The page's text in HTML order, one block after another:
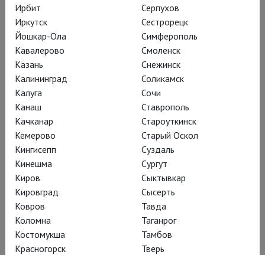
Свет фотографической
вспышки меняет
привычное положение
вещей:
Ирбит
Иркутск
Йошкар-Ола
Кавалерово
Казань
Калининград
Калуга
Канаш
Качканар
Кемерово
Кингисепп
Кинешма
Киров
Кировград
Ковров
Коломна
Костомукша
Красногорск
Серпухов
Сестрорецк
Симферополь
Смоленск
Снежинск
Соликамск
Сочи
Ставрополь
Староуткинск
Старый Оскол
Суздаль
Сургут
Сыктывкар
Сысерть
Тавда
Таганрог
Тамбов
Тверь